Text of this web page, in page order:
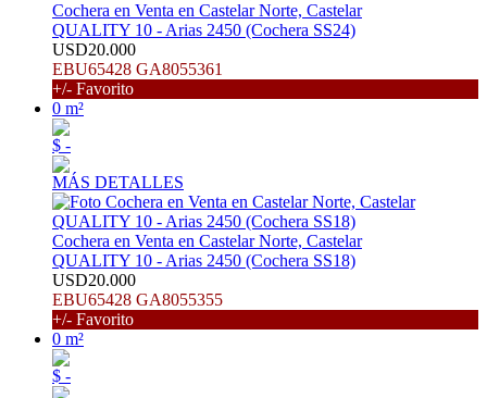
Cochera en Venta en Castelar Norte, Castelar
QUALITY 10 - Arias 2450 (Cochera SS24)
USD20.000
EBU65428 GA8055361
+/- Favorito
0 m²
$ -
MÁS DETALLES
Cochera en Venta en Castelar Norte, Castelar
QUALITY 10 - Arias 2450 (Cochera SS18)
USD20.000
EBU65428 GA8055355
+/- Favorito
0 m²
$ -